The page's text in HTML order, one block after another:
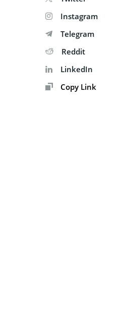
Instagram
Telegram
Reddit
LinkedIn
Copy Link